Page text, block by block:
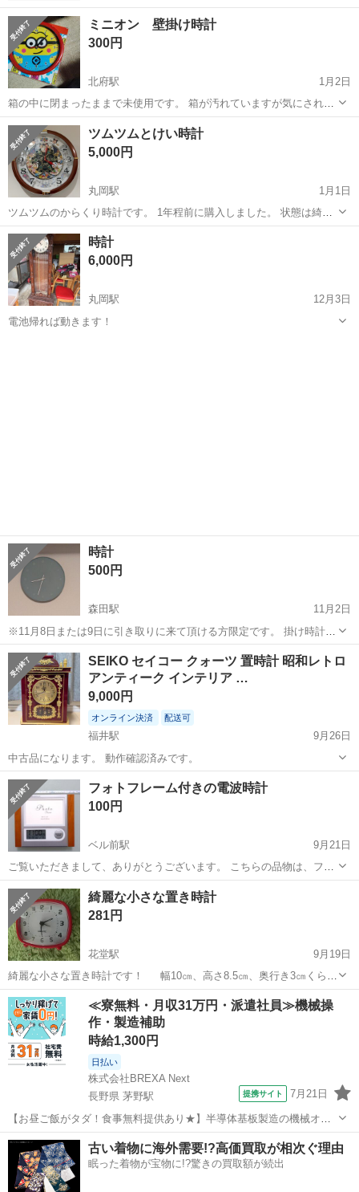
ミニオン 壁掛け時計
300円
北府駅
1月2日
箱の中に閉まったままで未使用です。 箱が汚れていますが気にされな
い方いかがでしょうか? 電池は入っていません。
福井 越前市 時計 ミニオン
ツムツムとけい時計
5,000円
丸岡駅
1月1日
ツムツムのからくり時計です。 1年程前に購入しました。 状態は綺麗
です。
福井 坂井市 丸岡駅
時計
6,000円
丸岡駅
12月3日
電池帰れば動きます！
時計
500円
森田駅
11月2日
※11月8日または9日に引き取りに来て頂ける方限定です。 掛け時計で
す。文字盤は原子の電子配置をモチーフにしている様です。 サイズ：
直径約29cm×奥行約4cm
福井 福井市
SEIKO セイコー クォーツ 置時計 昭和レトロ
アンティーク インテリア …
9,000円
オンライン決済 配送可
福井駅
9月26日
中古品になります。 動作確認済みです。
福井 福井市 福井駅 セイコー
フォトフレーム付きの電波時計
100円
ベル前駅
9月21日
ご覧いただきまして、ありがとうございます。 こちらの品物は、フォ
トフレーム付きの電波時計になります。 ・液晶は、時計（秒単位ま
で）、日付、曜日、温度が表示されています。 ・フォトサイズは、
5"✕3.5"（127✕90mm...
福井 福井市 ベル前駅 時計 電波時計
綺麗な小さな置き時計
281円
花堂駅
9月19日
綺麗な小さな置き時計です！ 幅10㎝、高さ8.5㎝、奥行き3㎝くらい
です。 宜しくお願いします。
福井 福井市 花堂駅 時計 置き時計
≪寮無料・月収31万円・派遣社員≫機械操
作・製造補助
時給1,300円
日払い
株式会社BREXA Next
長野県 茅野駅
提携サイト 7月21日
【お昼ご飯がタダ！食事無料提供あり★】半導体基板製造の機械オペ
レーターや検査作業！未経験活躍中★カップル＆友達同士の応募OK！
赴任旅費会社負担★嬉しい無料送迎◎正社員登用制度あり！マイカー
通勤OK！無料駐車場完備！《長野県茅...
長野 茅野市 茅野駅 その他
古い着物に海外需要!?高価買取が相次ぐ理由
眠った着物が宝物に!?驚きの買取額が続出